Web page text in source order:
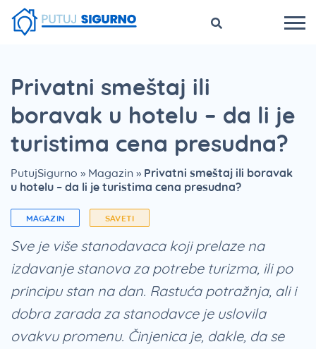
Privatni smeštaj ili
boravak u hotelu – da li je
turistima cena presudna?
PutujSigurno » Magazin » Privatni smeštaj ili boravak
u hotelu – da li je turistima cena presudna?
MAGAZIN SAVETI
Sve je više stanodavaca koji prelaze na
izdavanje stanova za potrebe turizma, ili po
principu stan na dan. Rastuća potražnja, ali i
dobra zarada za stanodavce je uslovila
ovakvu promenu. Činjenica je, dakle, da se